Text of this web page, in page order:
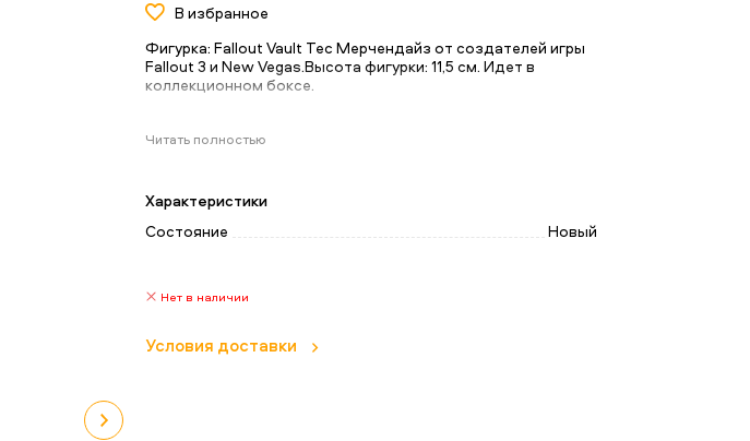
В избранное
Фигурка: Fallout Vault Tec Мерчендайз от создателей игры
Fallout 3 и New Vegas.Высота фигурки: 11,5 см. Идет в
коллекционном боксе.
Читать полностью
Характеристики
Состояние
Новый
Нет в наличии
Условия доставки